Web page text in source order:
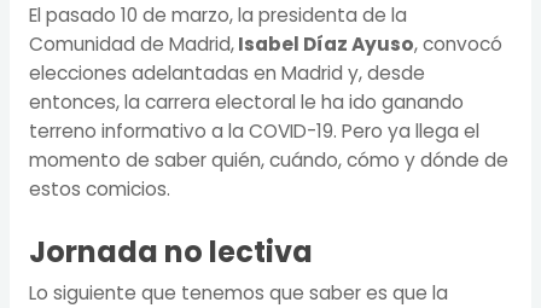
El pasado 10 de marzo, la presidenta de la
Comunidad de Madrid,Isabel Díaz Ayuso, convocó
elecciones adelantadas en Madrid y, desde
entonces, la carrera electoral le ha ido ganando
terreno informativo a la COVID-19. Pero ya llega el
momento de saber quién, cuándo, cómo y dónde de
estos comicios.
Jornada no lectiva
Lo siguiente que tenemos que saber es que la